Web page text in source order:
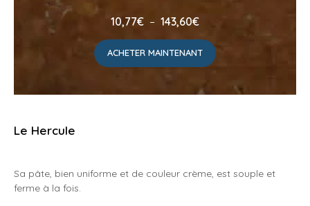
10,77€ – 143,60€Plage
prix :
10,77€
143,60€
ACHETER MAINTENANT
Le Hercule
Sa pâte, bien uniforme et de couleur crème, est souple et
ferme à la fois.